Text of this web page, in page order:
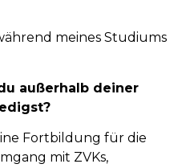
meines Studiums
außerhalb deiner
Fortbildung für die
mit ZVKs,